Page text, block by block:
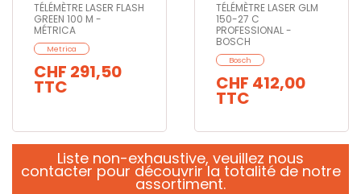
TÉLÉMÈTRE LASER FLASH
GREEN 100 M -
MÉTRICA
Metrica
CHF 291,50
TTC
TÉLÉMÈTRE LASER GLM
150-27 C
PROFESSIONAL -
BOSCH
Bosch
CHF 412,00
TTC
Liste non-exhaustive, veuillez nous
contacter pour découvrir la totalité de notre
assortiment.